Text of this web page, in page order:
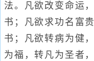
法。凡欲改变命运
书；凡欲求功名富
书；凡欲转病为健
为福，转凡为圣者